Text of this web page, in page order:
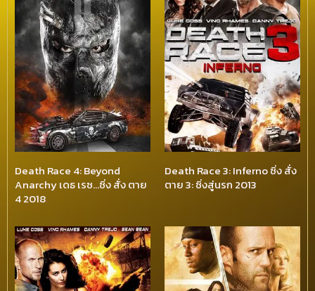
Death Race 4: Beyond
Anarchy เดธ เรซ…ซิ่ง สั่ง ตาย
4 2018
Death Race 3: Inferno ซิ่ง สั่ง
ตาย 3: ซิ่งสู่นรก 2013